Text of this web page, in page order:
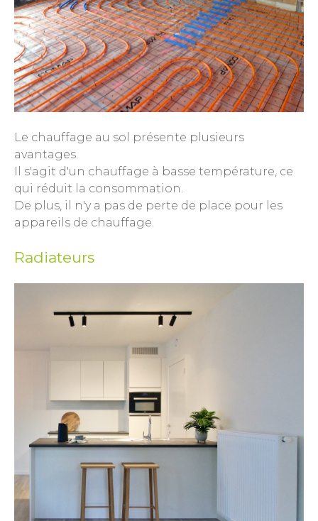
Le chauffage au sol présente plusieurs
avantages.
Il s'agit d'un chauffage à basse température, ce
qui réduit la consommation.
De plus, il n'y a pas de perte de place pour les
appareils de chauffage.
Radiateurs